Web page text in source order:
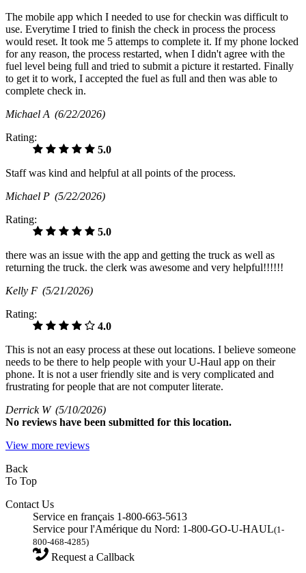
The mobile app which I needed to use for checkin was difficult to
use. Everytime I tried to finish the check in process the process
would reset. It took me 5 attemps to complete it. If my phone locked
for any reason, the process restarted, when I didn't agree with the
fuel level being full and tried to submit a picture it restarted. Finally
to get it to work, I accepted the fuel as full and then was able to
complete check in.
Michael A (6/22/2026)
Rating:
5.0
Staff was kind and helpful at all points of the process.
Michael P (5/22/2026)
Rating:
5.0
there was an issue with the app and getting the truck as well as
returning the truck. the clerk was awesome and very helpful!!!!!!
Kelly F (5/21/2026)
Rating:
4.0
This is not an easy process at these out locations. I believe someone
needs to be there to help people with your U-Haul app on their
phone. It is not a user friendly site and is very complicated and
frustrating for people that are not computer literate.
Derrick W (5/10/2026)
No reviews have been submitted for this location.
View more reviews
Back
To Top
Contact Us
Service en français 1-800-663-5613
Service pour l'Amérique du Nord: 1-800-GO-U-HAUL(1-
800-468-4285)
Request a Callback